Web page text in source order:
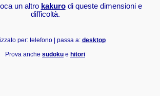
un altro kakurodi queste dimensioni e
difficoltà.
per: telefono | passa a: desktop
Prova anche sudoku e hitori